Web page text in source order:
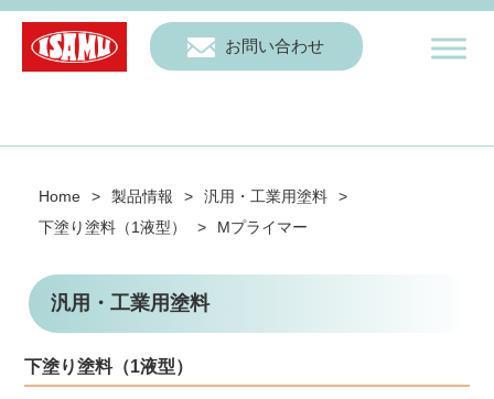
お問い合わせ
Home > 製品情報 > 汎用・工業用塗料
>
下塗り塗料（1液型）
> Mプライマー
汎用・工業用塗料
下塗り塗料（1液型）